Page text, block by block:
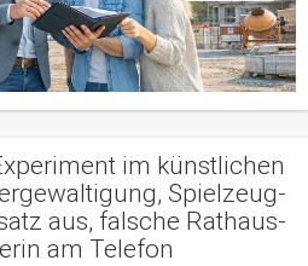
im künstlichen
Spielzeug-
aus, falsche Rathaus-
am Telefon